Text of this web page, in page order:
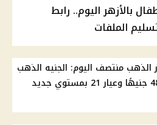
بالأزهر اليوم.. رابط
الملفات
الذهب منتصف اليوم: الجنيه الذهب